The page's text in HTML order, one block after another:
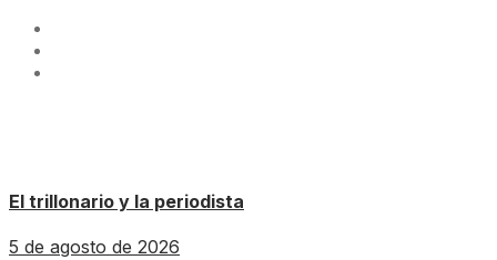
El trillonario y la periodista
5 de agosto de 2026